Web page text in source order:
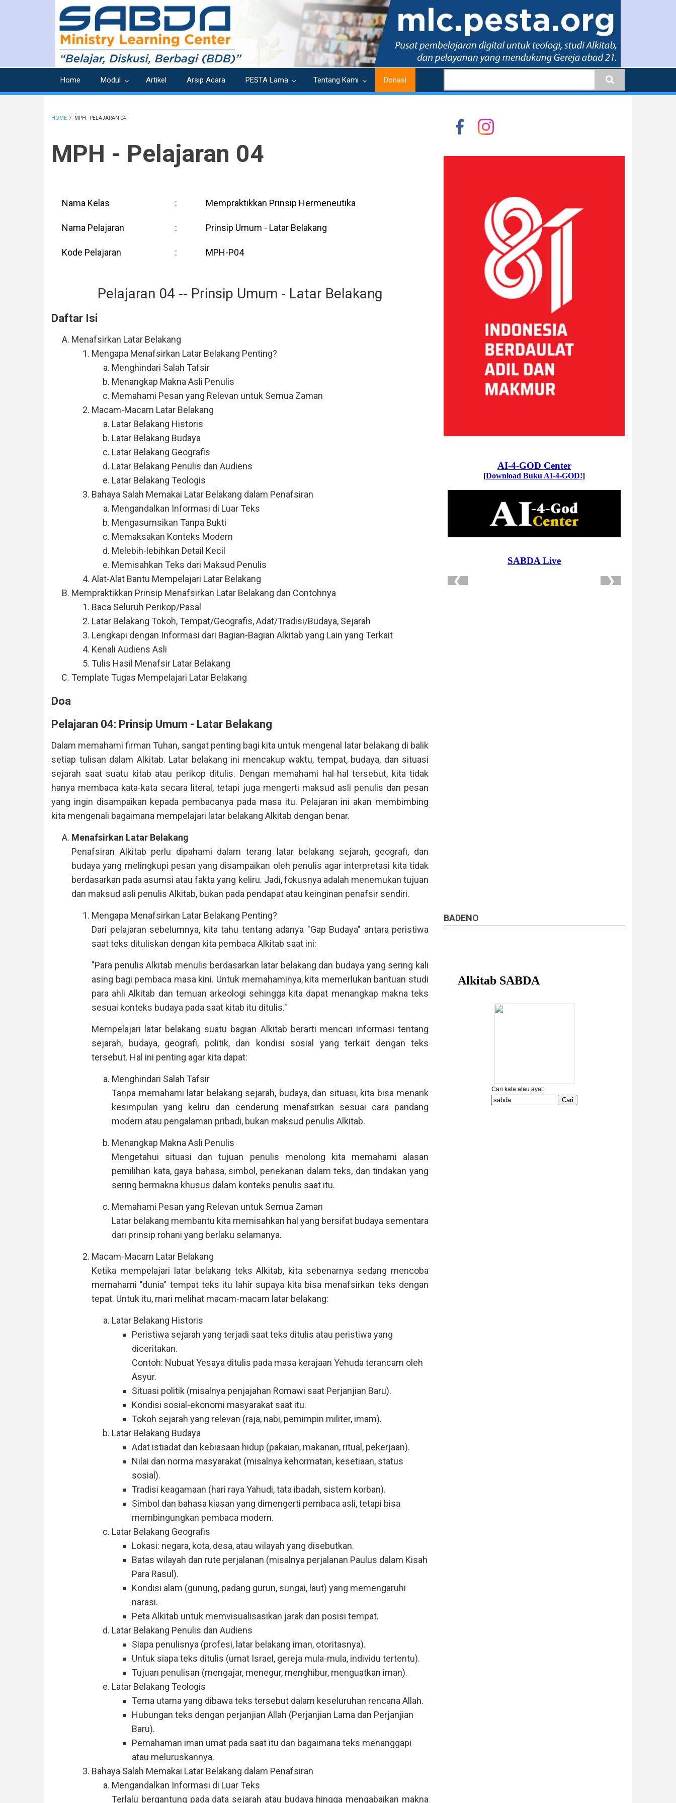
Home Modul Artikel Arsip Acara PESTA Lama Tentang Kami Donasi
HOME / MPH - PELAJARAN 04
MPH - Pelajaran 04
Nama Kelas : Mempraktikkan Prinsip Hermeneutika
Nama Pelajaran : Prinsip Umum - Latar Belakang
Kode Pelajaran : MPH-P04
Pelajaran 04 -- Prinsip Umum - Latar Belakang
Daftar Isi
Menafsirkan Latar Belakang
Mengapa Menafsirkan Latar Belakang Penting?
Menghindari Salah Tafsir
Menangkap Makna Asli Penulis
Memahami Pesan yang Relevan untuk Semua Zaman
Macam-Macam Latar Belakang
Latar Belakang Historis
Latar Belakang Budaya
Latar Belakang Geografis
Latar Belakang Penulis dan Audiens
Latar Belakang Teologis
Bahaya Salah Memakai Latar Belakang dalam Penafsiran
Mengandalkan Informasi di Luar Teks
Mengasumsikan Tanpa Bukti
Memaksakan Konteks Modern
Melebih-lebihkan Detail Kecil
Memisahkan Teks dari Maksud Penulis
Alat-Alat Bantu Mempelajari Latar Belakang
Mempraktikkan Prinsip Menafsirkan Latar Belakang dan Contohnya
Baca Seluruh Perikop/Pasal
Latar Belakang Tokoh, Tempat/Geografis, Adat/Tradisi/Budaya, Sejarah
Lengkapi dengan Informasi dari Bagian-Bagian Alkitab yang Lain yang Terkait
Kenali Audiens Asli
Tulis Hasil Menafsir Latar Belakang
Template Tugas Mempelajari Latar Belakang
Doa
Pelajaran 04: Prinsip Umum - Latar Belakang
Dalam memahami firman Tuhan, sangat penting bagi kita untuk mengenal latar belakang di balik
setiap tulisan dalam Alkitab. Latar belakang ini mencakup waktu, tempat, budaya, dan situasi
sejarah saat suatu kitab atau perikop ditulis. Dengan memahami hal-hal tersebut, kita tidak
hanya membaca kata-kata secara literal, tetapi juga mengerti maksud asli penulis dan pesan
yang ingin disampaikan kepada pembacanya pada masa itu. Pelajaran ini akan membimbing
kita mengenali bagaimana mempelajari latar belakang Alkitab dengan benar.
Menafsirkan Latar Belakang
Penafsiran Alkitab perlu dipahami dalam terang latar belakang sejarah, geografi, dan
budaya yang melingkupi pesan yang disampaikan oleh penulis agar interpretasi kita tidak
berdasarkan pada asumsi atau fakta yang keliru. Jadi, fokusnya adalah menemukan tujuan
dan maksud asli penulis Alkitab, bukan pada pendapat atau keinginan penafsir sendiri.
Mengapa Menafsirkan Latar Belakang Penting?
Dari pelajaran sebelumnya, kita tahu tentang adanya "Gap Budaya" antara peristiwa
saat teks dituliskan dengan kita pembaca Alkitab saat ini:
"Para penulis Alkitab menulis berdasarkan latar belakang dan budaya yang sering kali
asing bagi pembaca masa kini. Untuk memahaminya, kita memerlukan bantuan studi
para ahli Alkitab dan temuan arkeologi sehingga kita dapat menangkap makna teks
sesuai konteks budaya pada saat kitab itu ditulis."
Mempelajari latar belakang suatu bagian Alkitab berarti mencari informasi tentang
sejarah, budaya, geografi, politik, dan kondisi sosial yang terkait dengan teks
tersebut. Hal ini penting agar kita dapat:
Menghindari Salah Tafsir
Tanpa memahami latar belakang sejarah, budaya, dan situasi, kita bisa menarik
kesimpulan yang keliru dan cenderung menafsirkan sesuai cara pandang
modern atau pengalaman pribadi, bukan maksud penulis Alkitab.
Menangkap Makna Asli Penulis
Mengetahui situasi dan tujuan penulis menolong kita memahami alasan
pemilihan kata, gaya bahasa, simbol, penekanan dalam teks, dan tindakan yang
sering bermakna khusus dalam konteks penulis saat itu.
Memahami Pesan yang Relevan untuk Semua Zaman
Latar belakang membantu kita memisahkan hal yang bersifat budaya sementara
dari prinsip rohani yang berlaku selamanya.
Macam-Macam Latar Belakang
Ketika mempelajari latar belakang teks Alkitab, kita sebenarnya sedang mencoba
memahami "dunia" tempat teks itu lahir supaya kita bisa menafsirkan teks dengan
tepat. Untuk itu, mari melihat macam-macam latar belakang:
Latar Belakang Historis
Peristiwa sejarah yang terjadi saat teks ditulis atau peristiwa yang
diceritakan.
Contoh: Nubuat Yesaya ditulis pada masa kerajaan Yehuda terancam oleh
Asyur.
Situasi politik (misalnya penjajahan Romawi saat Perjanjian Baru).
Kondisi sosial-ekonomi masyarakat saat itu.
Tokoh sejarah yang relevan (raja, nabi, pemimpin militer, imam).
Latar Belakang Budaya
Adat istiadat dan kebiasaan hidup (pakaian, makanan, ritual, pekerjaan).
Nilai dan norma masyarakat (misalnya kehormatan, kesetiaan, status
sosial).
Tradisi keagamaan (hari raya Yahudi, tata ibadah, sistem korban).
Simbol dan bahasa kiasan yang dimengerti pembaca asli, tetapi bisa
membingungkan pembaca modern.
Latar Belakang Geografis
Lokasi: negara, kota, desa, atau wilayah yang disebutkan.
Batas wilayah dan rute perjalanan (misalnya perjalanan Paulus dalam Kisah
Para Rasul).
Kondisi alam (gunung, padang gurun, sungai, laut) yang memengaruhi
narasi.
Peta Alkitab untuk memvisualisasikan jarak dan posisi tempat.
Latar Belakang Penulis dan Audiens
Siapa penulisnya (profesi, latar belakang iman, otoritasnya).
Untuk siapa teks ditulis (umat Israel, gereja mula-mula, individu tertentu).
Tujuan penulisan (mengajar, menegur, menghibur, menguatkan iman).
Latar Belakang Teologis
Tema utama yang dibawa teks tersebut dalam keseluruhan rencana Allah.
Hubungan teks dengan perjanjian Allah (Perjanjian Lama dan Perjanjian
Baru).
Pemahaman iman umat pada saat itu dan bagaimana teks menanggapi
atau meluruskannya.
Bahaya Salah Memakai Latar Belakang dalam Penafsiran
Mengandalkan Informasi di Luar Teks
Terlalu bergantung pada data sejarah atau budaya hingga mengabaikan makna
BADENO